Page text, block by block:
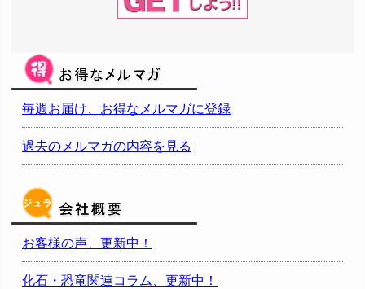
毎週お届け、お得なメルマガに登録
過去のメルマガの内容を見る
お客様の声、更新中！
化石・恐竜関連コラム、更新中！